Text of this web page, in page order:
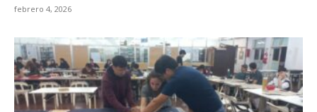
febrero 4, 2026